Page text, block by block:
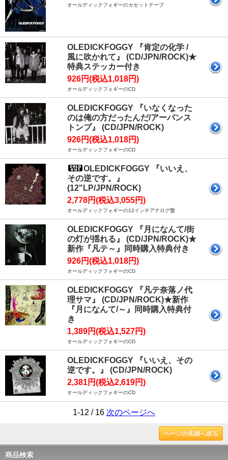
オールディックフォギーのカセットテープ
OLEDICKFOGGY 『肯定の化学 /
風に吹かれて』 (CD/JPN/ROCK)★
特典ステッカー付き
926円(税込1,018円)
オールディックフォギーのCD
OLEDICKFOGGY 『いなくなった
のは俺の方だったんだ/アーバンス
トンプ』 (CD/JPN/ROCK)
926円(税込1,018円)
オールディックフォギーのCD
OLEDICKFOGGY 『いいえ、
その逆です。』
(12"LP/JPN/ROCK)
2,778円(税込3,055円)
オールディックフォギーの12インチアナログ盤
OLEDICKFOGGY 『月になんて/街
の灯が揺れる』 (CD/JPN/ROCK)★
新作『凡テ～』同時購入特典付き
926円(税込1,018円)
オールディックフォギーのCD
OLEDICKFOGGY 『凡テ奈落ノ代
理サマ』 (CD/JPN/ROCK)★新作
『月になんて/～』同時購入特典付
き
1,389円(税込1,527円)
オールディックフォギーのCD
OLEDICKFOGGY 『いいえ、その
逆です。』 (CD/JPN/ROCK)
2,381円(税込2,619円)
オールディックフォギーのCD
1-12 / 16 次のページへ
ページの先頭へ戻る
商品検索